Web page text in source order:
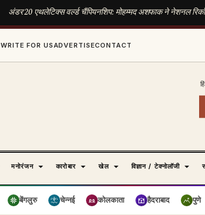
अंडर 20 एथलेटिक्स वर्ल्ड चैंपियनशिप: मोहम्मद अशफाक ने नेशनल
WRITE FOR USADVERTISECONTACT
मनोरंजन कारोबार खेल विज्ञान / टेक्नोलॉजी
बेंगलुरु चेन्नई कोलकाता हैदराबाद पुणे